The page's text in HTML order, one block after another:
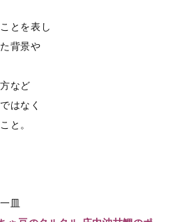
とを表し
背景や
など
はなく
と。
皿